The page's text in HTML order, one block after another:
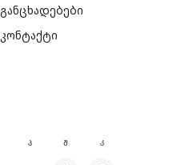
განცხადებები
კონტაქტი
Პ Შ Კ